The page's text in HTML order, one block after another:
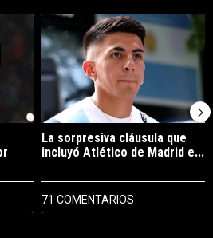
el título "River y Vasco da Gama
Un artículo de tendencia con el
La sorpresiva cláusula que
incluyó Atlético de Madrid e...
71 COMENTARIOS